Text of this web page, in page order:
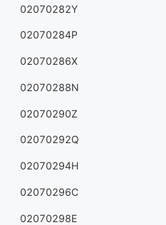
02070282Y
02070284P
02070286X
02070288N
02070290Z
02070292Q
02070294H
02070296C
02070298E